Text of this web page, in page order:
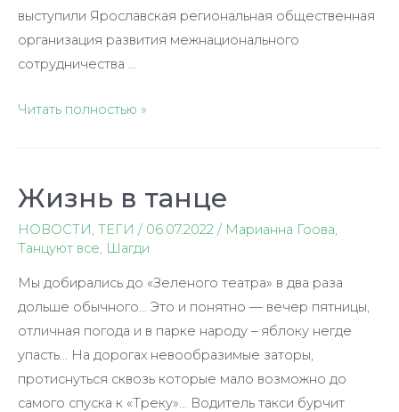
выступили Ярославская региональная общественная
организация развития межнационального
сотрудничества …
Танец
Читать полностью »
Жизнь в танце
НОВОСТИ , ТЕГИ / 06.07.2022 / Марианна Гоова,
Танцуют все, Шагди
Мы добирались до «Зеленого театра» в два раза
дольше обычного… Это и понятно — вечер пятницы,
отличная погода и в парке народу – яблоку негде
упасть… На дорогах невообразимые заторы,
протиснуться сквозь которые мало возможно до
самого спуска к «Треку»… Водитель такси бурчит